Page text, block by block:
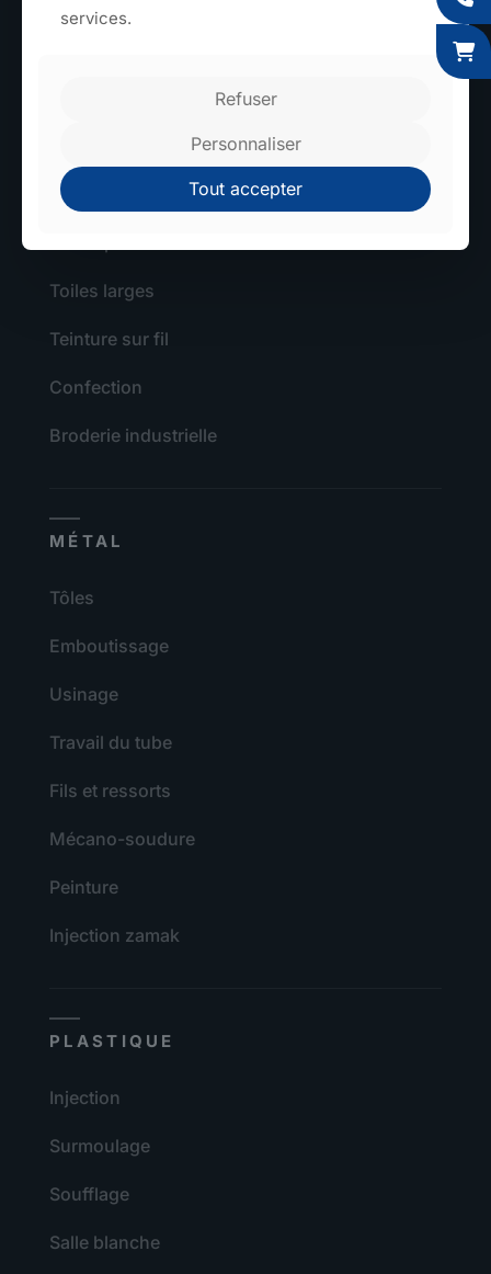
Tressage
Toiles larges
Teinture sur fil
Confection
Broderie industrielle
MÉTAL
Tôles
Emboutissage
Usinage
Travail du tube
Fils et ressorts
Mécano-soudure
Peinture
Injection zamak
PLASTIQUE
Injection
Surmoulage
Soufflage
Salle blanche
services.
Refuser
Personnaliser
Tout accepter